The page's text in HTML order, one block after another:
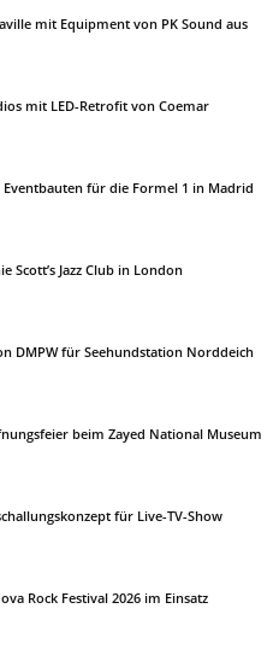
mit Equipment von PK Sound aus
mit LED-Retrofit von Coemar
für die Formel 1 in Madrid
Scott’s Jazz Club in London
DMPW für Seehundstation Norddeich
beim Zayed National Museum
für Live-TV-Show
Rock Festival 2026 im Einsatz